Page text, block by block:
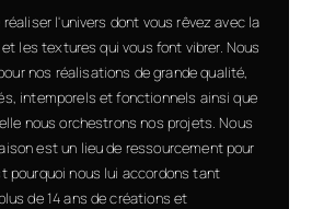
l'univers dont vous rêvez avec la
les textures qui vous font vibrer. Nous
nos réalisations de grande qualité,
intemporels et fonctionnels ainsi que
nous orchestrons nos projets. Nous
est un lieu de ressourcement pour
pourquoi nous lui accordons tant
de 14 ans de créations et